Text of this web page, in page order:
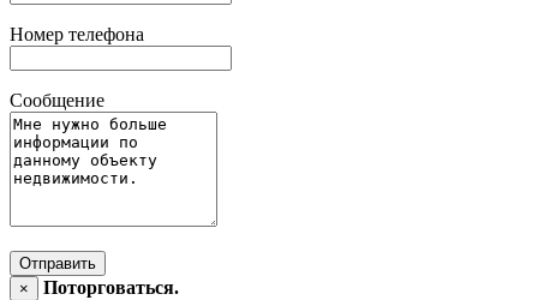
Номер телефона
Сообщение
Отправить
×
Поторговаться.